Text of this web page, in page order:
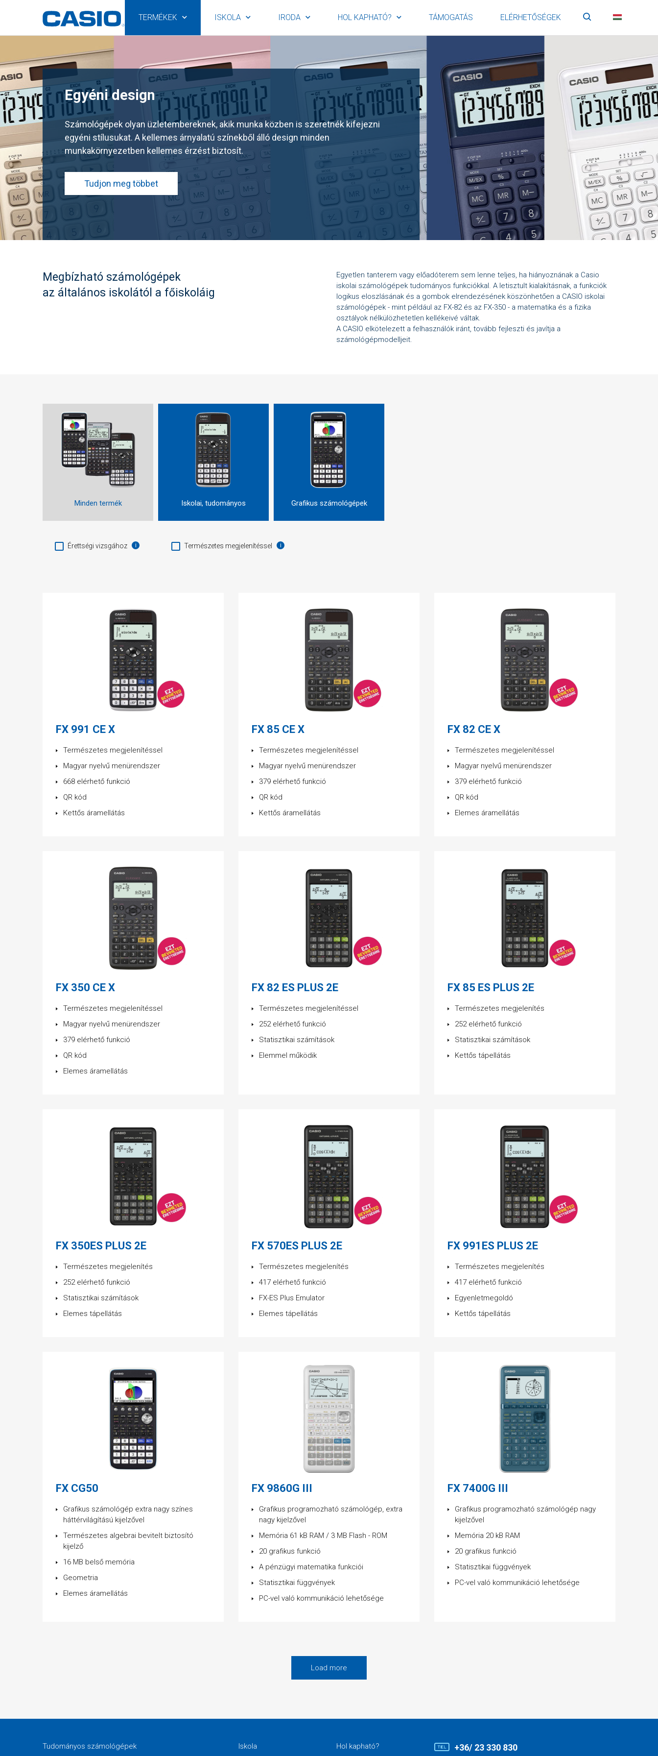
TERMÉKEK ISKOLA IRODA HOL KAPHATÓ? TÁMOGATÁS ELÉRHETŐSÉGEK Keresés
Egyéni design
Számológépek olyan üzletembereknek, akik munka közben is szeretnék kifejezni
egyéni stílusukat. A kellemes árnyalatú színekből álló design minden
munkakörnyezetben kellemes érzést biztosít.
Tudjon meg többet
Megbízható számológépek
az általános iskolától a főiskoláig
Egyetlen tanterem vagy előadóterem sem lenne teljes, ha hiányoznának a Casio
iskolai számológépek tudományos funkciókkal. A letisztult kialakításnak, a funkciók
logikus eloszlásának és a gombok elrendezésének köszönhetően a CASIO iskolai
számológépek - mint például az FX-82 és az FX-350 - a matematika és a fizika
osztályok nélkülözhetetlen kellékeivé váltak.
A CASIO elkötelezett a felhasználók iránt, tovább fejleszti és javítja a
számológépmodelljeit.
Minden termék Iskolai, tudományos Grafikus számológépek
Érettségi vizsgához Természetes megjelenítéssel
FX 991 CE X
Természetes megjelenítéssel
Magyar nyelvű menürendszer
668 elérhető funkció
QR kód
Kettős áramellátás
FX 85 CE X
Természetes megjelenítéssel
Magyar nyelvű menürendszer
379 elérhető funkció
QR kód
Kettős áramellátás
FX 82 CE X
Természetes megjelenítéssel
Magyar nyelvű menürendszer
379 elérhető funkció
QR kód
Elemes áramellátás
FX 350 CE X
Természetes megjelenítéssel
Magyar nyelvű menürendszer
379 elérhető funkció
QR kód
Elemes áramellátás
FX 82 ES PLUS 2E
Természetes megjelenítéssel
252 elérhető funkció
Statisztikai számítások
Elemmel működik
FX 85 ES PLUS 2E
Természetes megjelenítés
252 elérhető funkció
Statisztikai számítások
Kettős tápellátás
FX 350ES PLUS 2E
Természetes megjelenítés
252 elérhető funkció
Statisztikai számítások
Elemes tápellátás
FX 570ES PLUS 2E
Természetes megjelenítés
417 elérhető funkció
FX-ES Plus Emulator
Elemes tápellátás
FX 991ES PLUS 2E
Természetes megjelenítés
417 elérhető funkció
Egyenletmegoldó
Kettős tápellátás
FX CG50
Grafikus számológép extra nagy színes
háttérvilágítású kijelzővel
Természetes algebrai bevitelt biztosító
kijelző
16 MB belső memória
Geometria
Elemes áramellátás
FX 9860G III
Grafikus programozható számológép, extra
nagy kijelzővel
Memória 61 kB RAM / 3 MB Flash - ROM
20 grafikus funkció
A pénzügyi matematika funkciói
Statisztikai függvények
PC-vel való kommunikáció lehetősége
FX 7400G III
Grafikus programozható számológép nagy
kijelzővel
Memória 20 kB RAM
20 grafikus funkció
Statisztikai függvények
PC-vel való kommunikáció lehetősége
Load more
Tudományos számológépek Iskola Hol kapható? +36/ 23 330 830